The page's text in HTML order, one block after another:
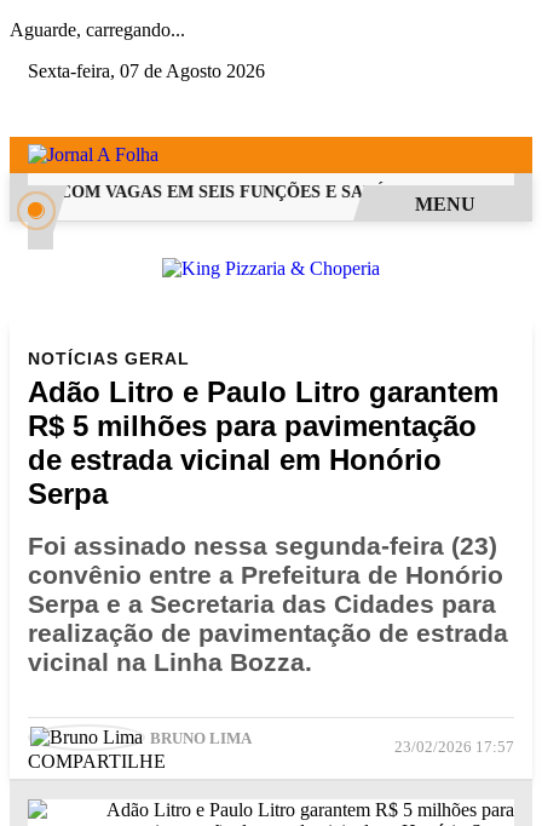
Aguarde, carregando...
Sexta-feira, 07 de Agosto 2026
PSS COM VAGAS EM SEIS FUNÇÕES E SALÁRIOS QUE CHEGAM
MENU
NOTÍCIAS GERAL
Adão Litro e Paulo Litro garantem
R$ 5 milhões para pavimentação
de estrada vicinal em Honório
Serpa
Foi assinado nessa segunda-feira (23)
convênio entre a Prefeitura de Honório
Serpa e a Secretaria das Cidades para
realização de pavimentação de estrada
vicinal na Linha Bozza.
BRUNO LIMA 23/02/2026 17:57
COMPARTILHE